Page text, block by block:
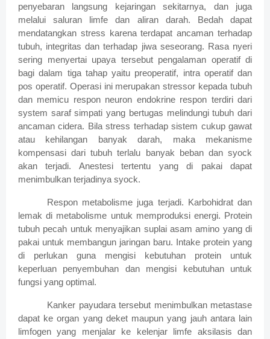
penyebaran langsung kejaringan sekitarnya, dan juga
melalui saluran limfe dan aliran darah. Bedah dapat
mendatangkan stress karena terdapat ancaman terhadap
tubuh, integritas dan terhadap jiwa seseorang. Rasa nyeri
sering menyertai upaya tersebut pengalaman operatif di
bagi dalam tiga tahap yaitu preoperatif, intra operatif dan
pos operatif. Operasi ini merupakan stressor kepada tubuh
dan memicu respon neuron endokrine respon terdiri dari
system saraf simpati yang bertugas melindungi tubuh dari
ancaman cidera. Bila stress terhadap sistem cukup gawat
atau kehilangan banyak darah, maka mekanisme
kompensasi dari tubuh terlalu banyak beban dan syock
akan terjadi. Anestesi tertentu yang di pakai dapat
menimbulkan terjadinya syock.
Respon metabolisme juga terjadi. Karbohidrat dan
lemak di metabolisme untuk memproduksi energi. Protein
tubuh pecah untuk menyajikan suplai asam amino yang di
pakai untuk membangun jaringan baru. Intake protein yang
di perlukan guna mengisi kebutuhan protein untuk
keperluan penyembuhan dan mengisi kebutuhan untuk
fungsi yang optimal.
Kanker payudara tersebut menimbulkan metastase
dapat ke organ yang deket maupun yang jauh antara lain
limfogen yang menjalar ke kelenjar limfe aksilasis dan